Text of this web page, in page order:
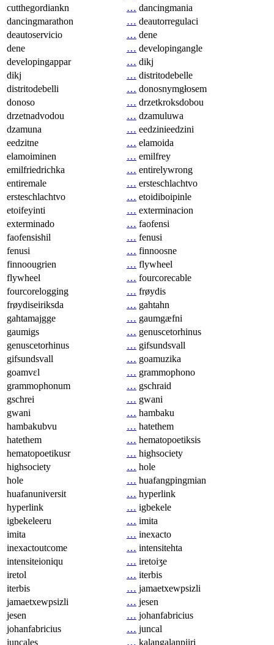
cutthegordiankn
… dancingmania
dancingmarathon
… deautorregulaci
deautoservicio
… dene
dene
… developingangle
developingappar
… dikj
dikj
… distritodebelle
distritodebelli
… donosnymgłosem
donoso
… drzetkroksdobou
drzetnadvodou
… dzamuluwa
dzamuna
… eedzinieedzini
eedzitne
… elamoida
elamoiminen
… emilfrey
emilfriedrichka
… entirelywrong
entiremale
… ersteschlachtvo
ersteschlachtvo
… etoidiboipinle
etoifeyinti
… exterminacion
exterminado
… faofensi
faofensishil
… fenusi
fenusi
… finnoosne
finnoougrien
… flywheel
flywheel
… fourcorecable
fourcorelogging
… frøydis
frøydiseiriksda
… gahtahn
gahtamajgge
… gaumgæfni
gaumigs
… genuscetorhinus
genuscetorhinus
… gifsundsvall
gifsundsvall
… goamuzika
goamvɛl
… grammophono
grammophonum
… gschraid
gschrei
… gwani
gwani
… hambaku
hambakubvu
… hatethem
hatethem
… hematopoetiksis
hematopoetikusr
… highsociety
highsociety
… hole
hole
… huafangpingmian
huafanuniversit
… hyperlink
hyperlink
… igbekele
igbekeleeru
… imita
imita
… inexacto
inexactoutcome
… intensitehta
intensiteioniqu
… iretoiʒe
iretol
… iterbis
iterbis
… jamaetxewpsizli
jamaetxewpsizli
… jesen
jesen
… johanfabricius
johanfabricius
… juncal
juncales
… kalangalanpiiri